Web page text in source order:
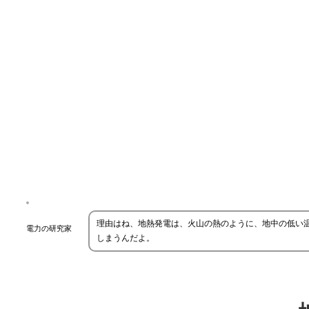
電力の研究家
理由はね、地熱発電は、火山の熱のように、地中の低
しまうんだよ。